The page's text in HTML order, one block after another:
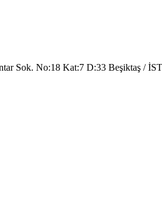
Sok. No:18 Kat:7 D:33 Beşiktaş /